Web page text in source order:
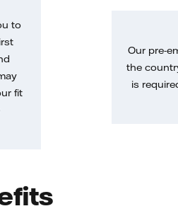
to
fit
Our pre-
the
is